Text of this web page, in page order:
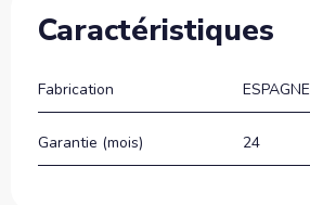
Caractéristiques
Fabrication ESPAGNE
Garantie (mois) 24